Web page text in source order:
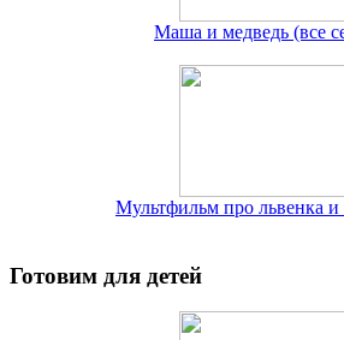
Маша и медведь (все
Мультфильм про львенка и
Готовим для детей